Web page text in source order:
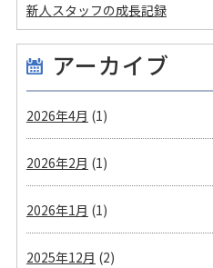
新人スタッフの成長記録
アーカイブ
2026年4月 (1)
2026年2月 (1)
2026年1月 (1)
2025年12月 (2)